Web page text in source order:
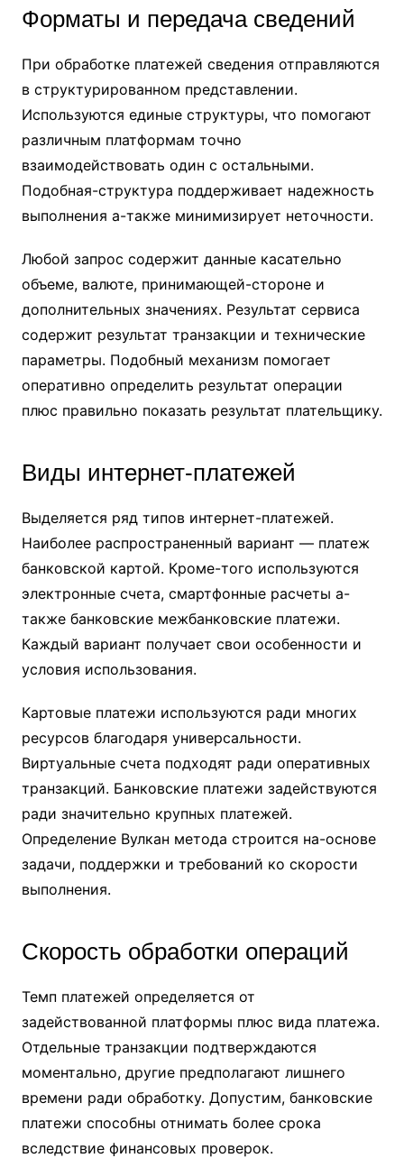
Форматы и передача сведений
При обработке платежей сведения отправляются
в структурированном представлении.
Используются единые структуры, что помогают
различным платформам точно
взаимодействовать один с остальными.
Подобная-структура поддерживает надежность
выполнения а-также минимизирует неточности.
Любой запрос содержит данные касательно
объеме, валюте, принимающей-стороне и
дополнительных значениях. Результат сервиса
содержит результат транзакции и технические
параметры. Подобный механизм помогает
оперативно определить результат операции
плюс правильно показать результат плательщику.
Виды интернет-платежей
Выделяется ряд типов интернет-платежей.
Наиболее распространенный вариант — платеж
банковской картой. Кроме-того используются
электронные счета, смартфонные расчеты а-
также банковские межбанковские платежи.
Каждый вариант получает свои особенности и
условия использования.
Картовые платежи используются ради многих
ресурсов благодаря универсальности.
Виртуальные счета подходят ради оперативных
транзакций. Банковские платежи задействуются
ради значительно крупных платежей.
Определение Вулкан метода строится на-основе
задачи, поддержки и требований ко скорости
выполнения.
Скорость обработки операций
Темп платежей определяется от
задействованной платформы плюс вида платежа.
Отдельные транзакции подтверждаются
моментально, другие предполагают лишнего
времени ради обработку. Допустим, банковские
платежи способны отнимать более срока
вследствие финансовых проверок.